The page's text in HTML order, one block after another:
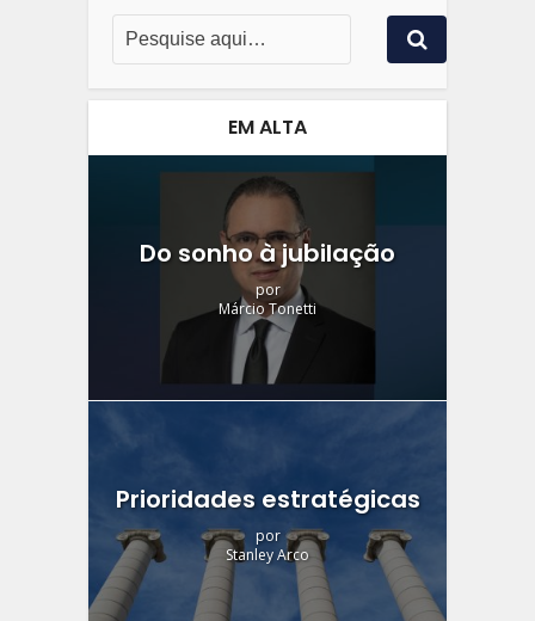
EM ALTA
Do sonho à jubilação
por
Márcio Tonetti
Prioridades estratégicas
por
Stanley Arco